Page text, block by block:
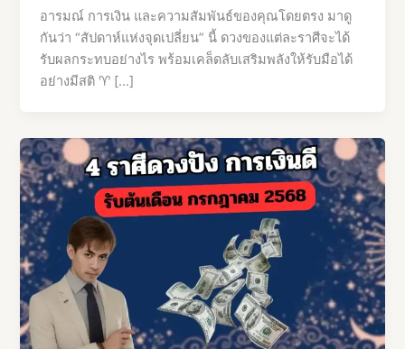
อารมณ์ การเงิน และความสัมพันธ์ของคุณโดยตรง มาดู
กันว่า “สัปดาห์แห่งจุดเปลี่ยน” นี้ ดวงของแต่ละราศีจะได้
รับผลกระทบอย่างไร พร้อมเคล็ดลับเสริมพลังให้รับมือได้
อย่างมีสติ ♈ […]